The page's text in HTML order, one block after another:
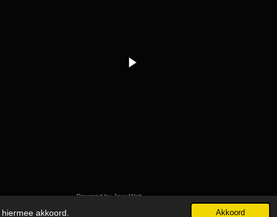
akkoord. Akkoord
Powered byJouwWeb